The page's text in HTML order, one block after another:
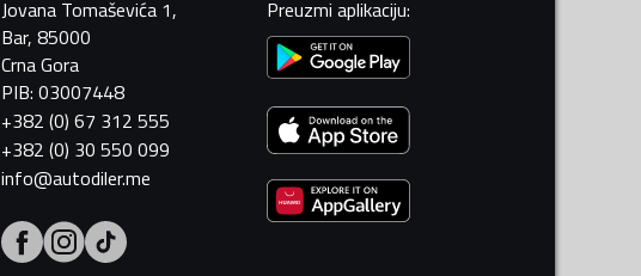
Jovana Tomaševića 1,
Bar, 85000
Crna Gora
PIB: 03007448
+382 (0) 67 312 555
+382 (0) 30 550 099
info@autodiler.me
Preuzmi aplikaciju: